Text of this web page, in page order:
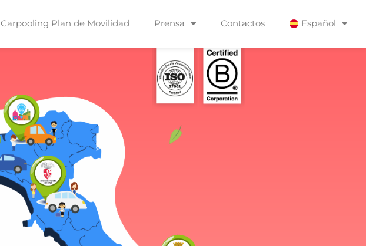
Carpooling Plan de Movilidad Prensa Contactos Español